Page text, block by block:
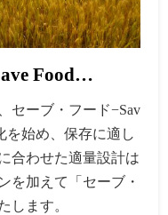
Food…
セーブ・フード−Sav
を始め、保存に適し
合わせた適量設計は
を加えて「セーブ・
します。